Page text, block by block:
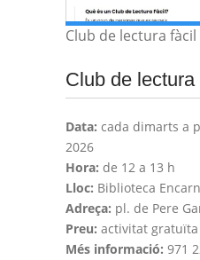
Club de lectura fàcil
Club de lectura
Data: cada dimarts a
2026
Hora: de 12 a 13 h
Lloc: Biblioteca
Adreça: pl. de Pere
Preu: activitat gratuïta
Més informació: 971